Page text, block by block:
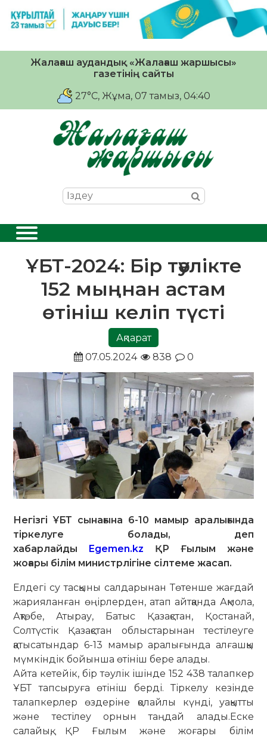
Жалағаш аудандық «Жалағаш жаршысы»
газетінің сайты
27°C, Жұма, 07 тамыз, 04:40
ҰБТ-2024: Бір тәулікте
152 мыңнан астам
өтініш келіп түсті
Ақпарат
07.05.2024
838 0
Негізгі ҰБТ сынағына 6-10 мамыр аралығында
тіркелуге болады, деп
хабарлайды Egemen.kz ҚР Ғылым және
жоғары білім министрлігіне сілтеме жасап.
Елдегі су тасқыны салдарынан Төтенше жағдай
жарияланған өңірлерден, атап айтқанда Ақмола,
Ақтөбе, Атырау, Батыс Қазақстан, Қостанай,
Солтүстік Қазақстан облыстарынан тестілеуге
қатысатындар 6-13 мамыр аралығында алғашқы
мүмкіндік бойынша өтініш бере алады.
Айта кетейік, бір тәулік ішінде 152 438 талапкер
ҰБТ тапсыруға өтініш берді. Тіркелу кезінде
талапкерлер өздеріне қолайлы күнді, уақытты
және тестілеу орнын таңдай алады.Еске
салайық, ҚР Ғылым және жоғары білім